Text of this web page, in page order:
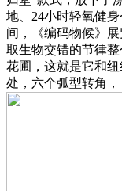
地、24小时轻氧健
间，《编码物候》
取生物交错的节律
花圃，这就是它和纽
处，六个弧型转角，